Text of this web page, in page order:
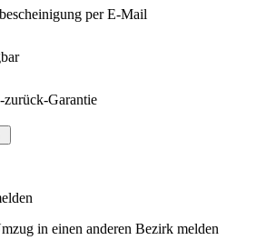
per E-Mail
zurück-Garantie
in einen anderen Bezirk melden